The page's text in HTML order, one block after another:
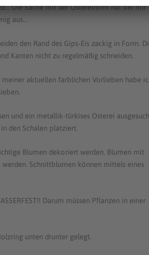
Die Sache mit der Ostereiform hat bei mir
aus…
den Rand des Gips-Eis zackig in Form.
Kanten nicht zu regelmäßig schneiden.
aktuellen farblichen Vorlieben habe
und ein metallik-türkises Osterei
den Schalen platziert.
Blumen dekoriert werden. Blumen mit
Schnittblumen können mittels eines
Darum müssen Pflanzen in einer
unten drunter gelegt.